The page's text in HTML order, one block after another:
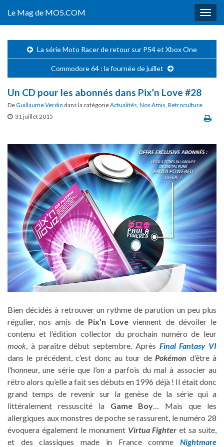
Le Mag de MO5.COM
La série Moto Racer de retour sur PS4 et Xbox One
Commodore 64 : la fournée de juillet
Un CD pour les abonnés dans Pix’n Love #28
DeGuillaume Verdin dans la catégorieActualités, Nos Amis, Retroculture
31 juillet 2015
Bien décidés à retrouver un rythme de parution un peu plus
régulier, nos amis de Pix’n Love viennent de dévoiler le
contenu et l’édition collector du prochain numéro de leur
mook , à paraître début septembre. Après Final Fantasy VI
dans le précédent, c’est donc au tour de Pokémon d’être à
l’honneur, une série que l’on a parfois du mal à associer au
rétro alors qu’elle a fait ses débuts en 1996 déjà ! Il était donc
grand temps de revenir sur la genèse de la série qui a
littéralement ressuscité la Game Boy … Mais que les
allergiques aux monstres de poche se rassurent, le numéro 28
évoquera également le monument Virtua Fighter et sa suite,
et des classiques made in France comme Nightmare